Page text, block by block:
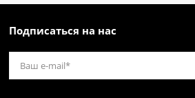
Подписаться на нас